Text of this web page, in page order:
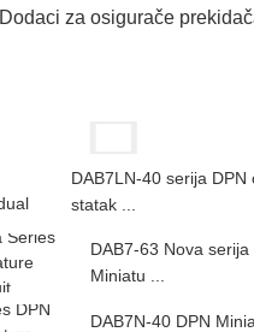
Dodaci za osigurače
DAB7LN-40 serija DPN
statak ...
DAB7-63 Nova serija
Miniatu ...
DAB7N-40 DPN